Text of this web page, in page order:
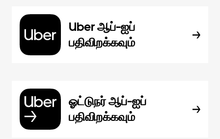
Uber ஆப்-ஐப்
பதிவிறக்கவும்
ஓட்டுநர் ஆப்-ஐப்
பதிவிறக்கவும்